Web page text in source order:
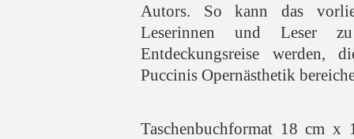
Autors. So kann das
Leserinnen und Leser
Entdeckungsreise werden,
Puccinis Opernästhetik
Taschenbuchformat 18 cm x